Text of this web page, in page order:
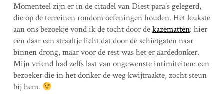
Momenteel zijn er in de citadel van Diest para’s gelegerd,
die op de terreinen rondom oefeningen houden. Het leukste
aan ons bezoekje vond ik de tocht door dekazematten: hier
een daar een straaltje licht dat door de schietgaten naar
binnen drong, maar voor de rest was het er aardedonker.
Mijn vriend had zelfs last van ongewenste intimiteiten: een
bezoeker die in het donker de weg kwijtraakte, zocht steun
bij hem.